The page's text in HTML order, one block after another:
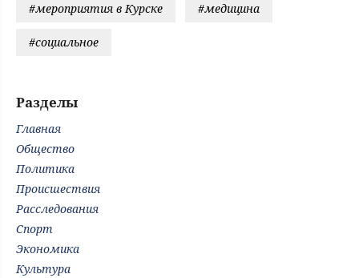
#мероприятия в Курске #медицина
#социальное
Разделы
Главная
Общество
Политика
Происшествия
Расследования
Спорт
Экономика
Культура